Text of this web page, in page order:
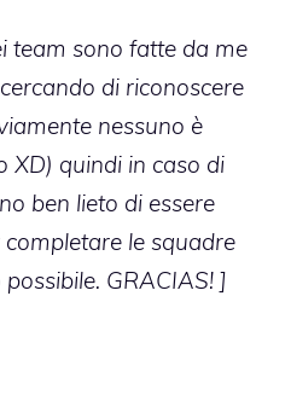
team sono fatte da me
di riconoscere
nessuno è
XD) quindi in caso di
ben lieto di essere
le squadre
GRACIAS! ]